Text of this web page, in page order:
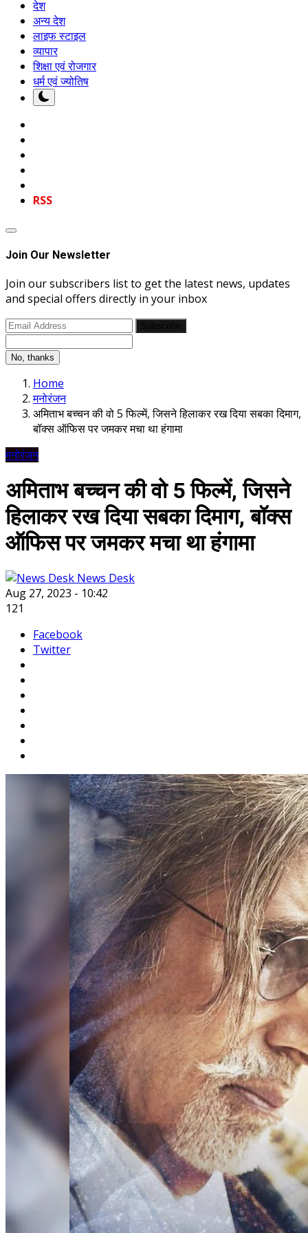
देश
अन्य देश
लाइफ स्टाइल
व्यापार
शिक्षा एवं रोजगार
धर्म एवं ज्योतिष
RSS
Join Our Newsletter
Join our subscribers list to get the latest news, updates
and special offers directly in your inbox
No, thanks
Home
मनोरंजन
अमिताभ बच्चन की वो 5 फिल्में, जिसने हिलाकर रख दिया सबका दिमाग,
बॉक्स ऑफिस पर जमकर मचा था हंगामा
मनोरंजन
अमिताभ बच्चन की वो 5 फिल्में, जिसने
हिलाकर रख दिया सबका दिमाग, बॉक्स
ऑफिस पर जमकर मचा था हंगामा
News Desk
Aug 27, 2023 - 10:42
121
Facebook
Twitter